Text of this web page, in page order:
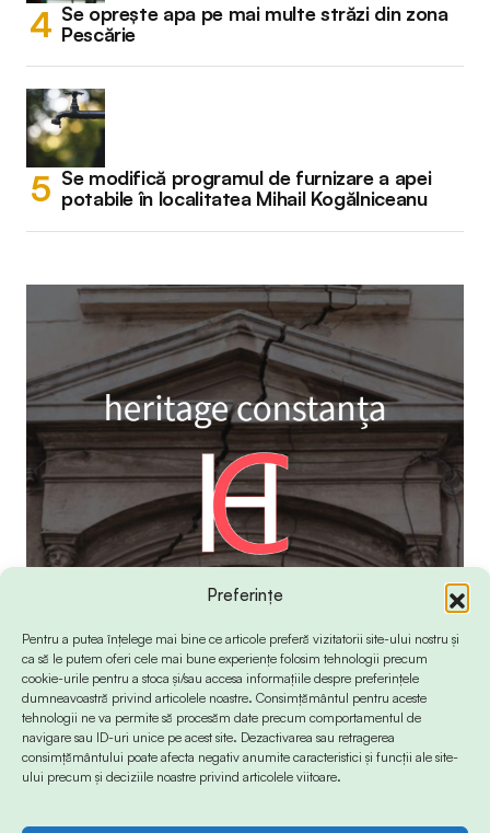
Preferințe
Pentru a putea înțelege mai bine ce articole preferă vizitatorii site-ului nostru și
ca să le putem oferi cele mai bune experiențe folosim tehnologii precum
cookie-urile pentru a stoca și/sau accesa informațiile despre preferințele
dumneavoastră privind articolele noastre. Consimțământul pentru aceste
tehnologii ne va permite să procesăm date precum comportamentul de
navigare sau ID-uri unice pe acest site. Dezactivarea sau retragerea
consimțământului poate afecta negativ anumite caracteristici și funcții ale site-
ului precum și deciziile noastre privind articolele viitoare.
Se oprește apa pe mai multe străzi din zona
Pescărie
Se modifică programul de furnizare a apei
potabile în localitatea Mihail Kogălniceanu